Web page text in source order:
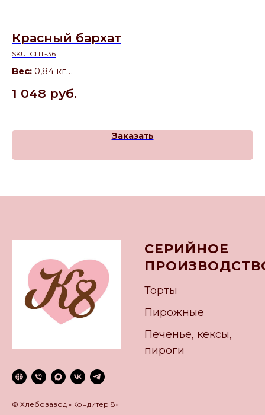
Красный бархат
SKU: СПТ-36
Вес: 0,84 кг
сливочно-сырным кремом
1 048 руб.
Заказать
© Хлебозавод «Кондитер 8»
СЕРИЙНОЕ
Торты
Пирожные
Печенье, кексы,
пироги